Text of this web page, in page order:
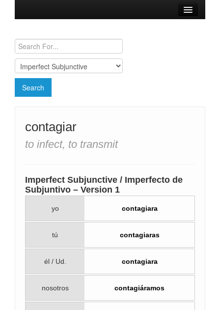
Conjugation Charts
Need a Spanish Tutor?
contagiar
to infect, to transmit
Imperfect Subjunctive / Imperfecto de
Subjuntivo – Version 1
yo contagiara
tú contagiaras
él / Ud. contagiara
nosotros contagiáramos